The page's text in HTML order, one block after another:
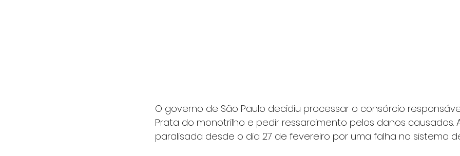
O governo de São Paulo decidiu processar o consórcio
Prata do monotrilho e pedir ressarcimento pelos danos causados.
paralisada desde o dia 27 de fevereiro por uma falha no sistema